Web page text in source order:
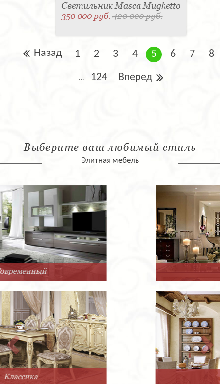
Светильник Masca Mughetto
350 000 руб.420 000 руб.
Назад 1 2 3 4 5 6 7 8
... 124 Вперед
Выберите ваш любимый стиль
Элитная мебель